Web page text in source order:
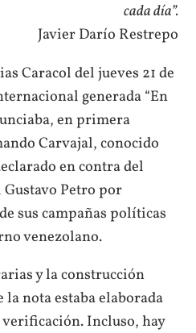
cada día”.
Javier Darío Restrepo
Caracol del jueves 21 de
generada “En
en primera
Carvajal, conocido
en contra del
Petro por
sus campañas políticas
venezolano.
y la construcción
nota estaba elaborada
Incluso, hay